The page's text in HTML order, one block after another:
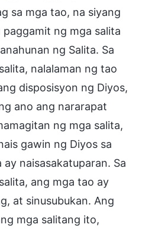
sa mga tao, na siyang
ng mga salita
ng Salita. Sa
nalalaman ng tao
disposisyon ng Diyos,
ano ang nararapat
ng mga salita,
gawin ng Diyos sa
naisasakatuparan. Sa
ang mga tao ay
at sinusubukan. Ang
mga salitang ito,